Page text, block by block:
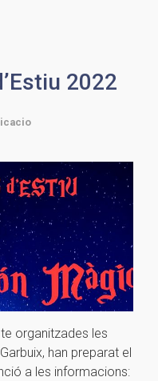
2022
organitzades les
han preparat el
a les informacions: